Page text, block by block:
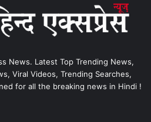
News. Latest Top Trending News,
Viral Videos, Trending Searches,
for all the breaking news in Hindi !